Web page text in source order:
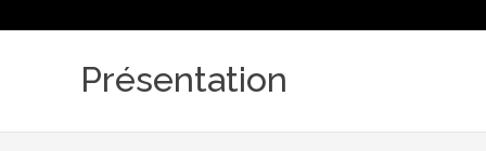
Présentation